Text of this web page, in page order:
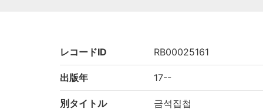
レコードID RB00025161
出版年 17--
別タイトル 금석집첩